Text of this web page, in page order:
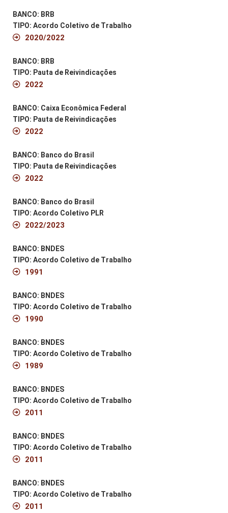
BANCO: BRB
TIPO: Acordo Coletivo de Trabalho
2020/2022
BANCO: BRB
TIPO: Pauta de Reivindicações
2022
BANCO: Caixa Econômica Federal
TIPO: Pauta de Reivindicações
2022
BANCO: Banco do Brasil
TIPO: Pauta de Reivindicações
2022
BANCO: Banco do Brasil
TIPO: Acordo Coletivo PLR
2022/2023
BANCO: BNDES
TIPO: Acordo Coletivo de Trabalho
1991
BANCO: BNDES
TIPO: Acordo Coletivo de Trabalho
1990
BANCO: BNDES
TIPO: Acordo Coletivo de Trabalho
1989
BANCO: BNDES
TIPO: Acordo Coletivo de Trabalho
2011
BANCO: BNDES
TIPO: Acordo Coletivo de Trabalho
2011
BANCO: BNDES
TIPO: Acordo Coletivo de Trabalho
2011